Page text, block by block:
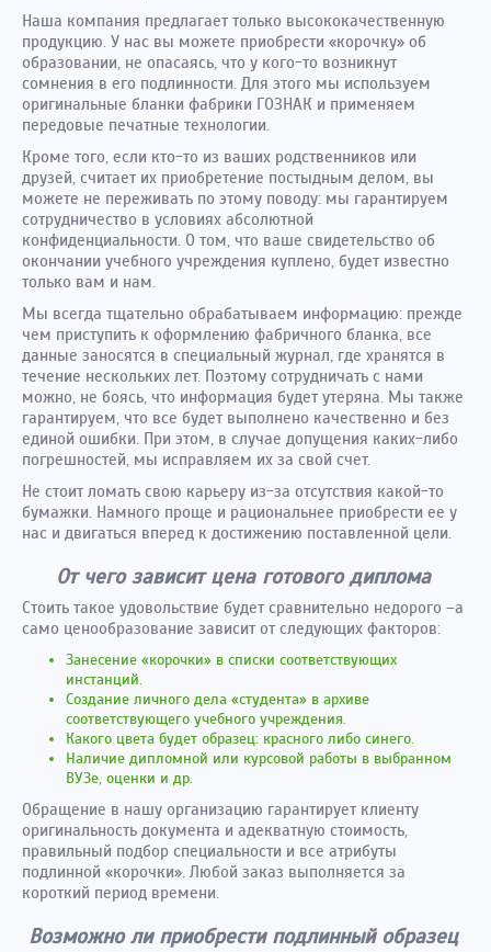
Наша компания предлагает только высококачественную
продукцию. У нас вы можете приобрести «корочку» об
образовании, не опасаясь, что у кого-то возникнут
сомнения в его подлинности. Для этого мы используем
оригинальные бланки фабрики ГОЗНАК и применяем
передовые печатные технологии.
Кроме того, если кто-то из ваших родственников или
друзей, считает их приобретение постыдным делом, вы
можете не переживать по этому поводу: мы гарантируем
сотрудничество в условиях абсолютной
конфиденциальности. О том, что ваше свидетельство об
окончании учебного учреждения куплено, будет известно
только вам и нам.
Мы всегда тщательно обрабатываем информацию: прежде
чем приступить к оформлению фабричного бланка, все
данные заносятся в специальный журнал, где хранятся в
течение нескольких лет. Поэтому сотрудничать с нами
можно, не боясь, что информация будет утеряна. Мы также
гарантируем, что все будет выполнено качественно и без
единой ошибки. При этом, в случае допущения каких-либо
погрешностей, мы исправляем их за свой счет.
Не стоит ломать свою карьеру из-за отсутствия какой-то
бумажки. Намного проще и рациональнее приобрести ее у
нас и двигаться вперед к достижению поставленной цели.
От чего зависит цена готового диплома
Стоить такое удовольствие будет сравнительно недорого –а
само ценообразование зависит от следующих факторов:
Занесение «корочки» в списки соответствующих
инстанций.
Создание личного дела «студента» в архиве
соответствующего учебного учреждения.
Какого цвета будет образец: красного либо синего.
Наличие дипломной или курсовой работы в выбранном
ВУЗе, оценки и др.
Обращение в нашу организацию гарантирует клиенту
оригинальность документа и адекватную стоимость,
правильный подбор специальности и все атрибуты
подлинной «корочки». Любой заказ выполняется за
короткий период времени.
Возможно ли приобрести подлинный образец